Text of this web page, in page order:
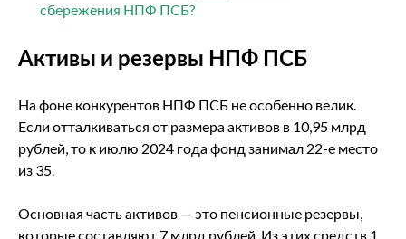
сбережения НПФ ПСБ?
Активы и резервы НПФ ПСБ
На фоне конкурентов НПФ ПСБ не особенно велик.
Если отталкиваться от размера активов в 10,95 млрд
рублей, то к июлю 2024 года фонд занимал 22-е место
из 35.
Основная часть активов ― это пенсионные резервы,
которые составляют 7 млрд рублей. Из этих средств 1